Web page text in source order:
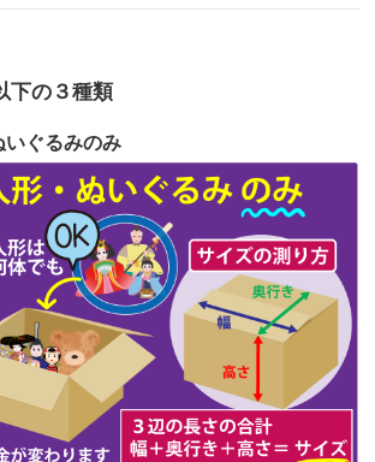
の初めてのひな祭りにあわせて、娘
人形をお道具も含め一式で引き取っ
養祭令和5年11月09日(木)
養祭令和5年9月21日(木)
養祭 令和5年8月1日(火)
養祭令和5年6月21日(水)
養祭 令和5年5月19日(金)
養祭令和5年3月28日(火)
養祭 令和5年2月10日(金)
養祭令和5年12月21日(水)
下の３種類
いぐるみのみ